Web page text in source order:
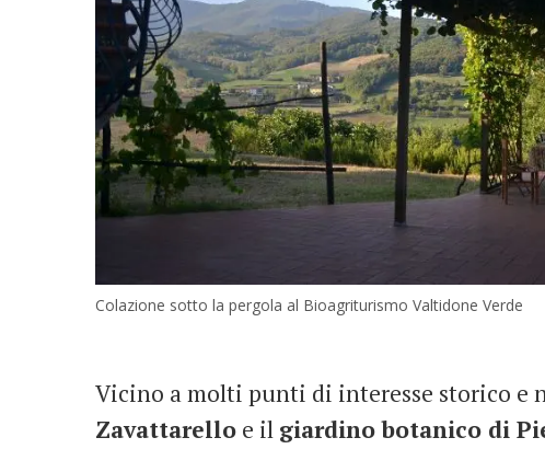
Colazione sotto la pergola al Bioagriturismo Valtidone Verde
Vicino a molti punti di interesse storico e
Zavattarello e il giardino botanico di